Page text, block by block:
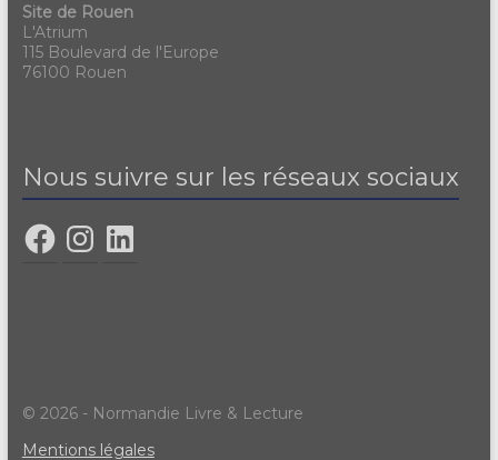
Site de Rouen
L'Atrium
115 Boulevard de l'Europe
76100 Rouen
Nous suivre sur les réseaux sociaux
© 2026 - Normandie Livre & Lecture
Mentions légales